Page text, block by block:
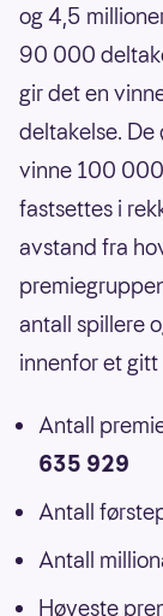
og 4,5
90 000
gir det en
deltakelse.
vinne 100
fastsettes i
avstand fra
antall spillere
innenfor et
Antall
635 929
Antall
Antall
Høyeste